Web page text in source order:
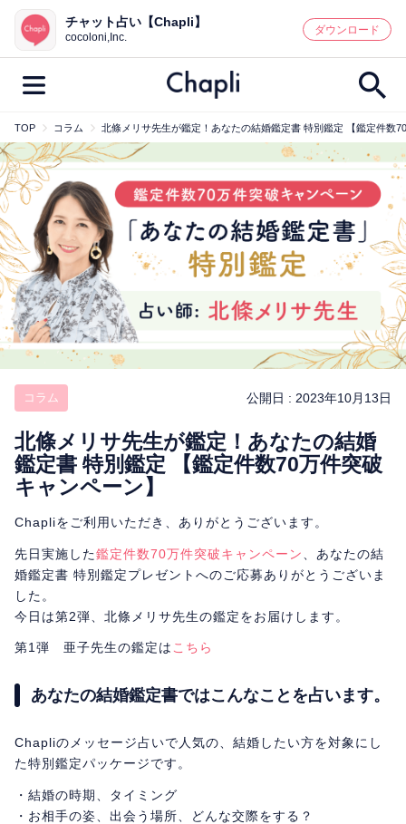
鑑定記事・占い師検索
最新記事一覧
人気記事一覧
カテゴリー別
鑑定 占い師 キャンペーン
キーワード別
彼の気持ち
今週の運勢 彼氏 片思い 結婚
相性
チャット占い【Chapli】
cocoloni,Inc.
ダウンロード
TOP コラム 北條メリサ先生が鑑定！あなたの結婚鑑定書 特別鑑定 【鑑定件数
コラム 公開日 : 2023年10月13日
北條メリサ先生が鑑定！あなたの結婚
鑑定書 特別鑑定 【鑑定件数70万件突破
キャンペーン】
Chapliをご利用いただき、ありがとうございます。
先日実施した鑑定件数70万件突破キャンペーン
、あなたの結
婚鑑定書 特別鑑定プレゼントへのご応募ありがとうございま
した。
今日は第2弾、北條メリサ先生の鑑定をお届けします。
第1弾 亜子先生の鑑定は こちら
あなたの結婚鑑定書ではこんなことを占います。
Chapliのメッセージ占いで人気の、結婚したい方を対象にし
た特別鑑定パッケージです。
・結婚の時期、タイミング
・お相手の姿、出会う場所、どんな交際をする？